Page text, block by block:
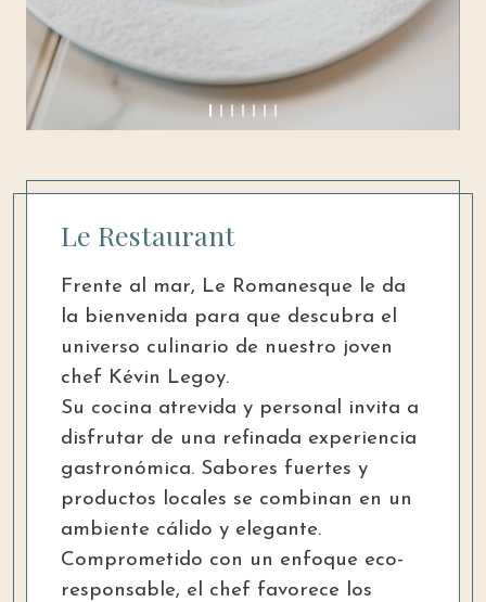
Le Restaurant
Frente al mar, Le Romanesque le da
la bienvenida para que descubra el
universo culinario de nuestro joven
chef Kévin Legoy.
Su cocina atrevida y personal invita a
disfrutar de una refinada experiencia
gastronómica. Sabores fuertes y
productos locales se combinan en un
ambiente cálido y elegante.
Comprometido con un enfoque eco-
responsable, el chef favorece los